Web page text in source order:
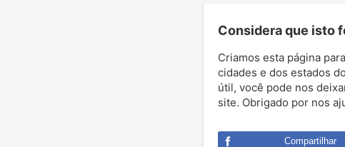
Considera que isto
Criamos esta página
cidades e dos estados
útil, você pode nos
site. Obrigado por nos
Compartilhar